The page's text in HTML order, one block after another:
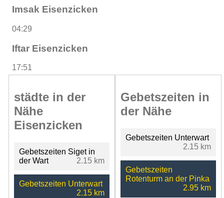
Imsak Eisenzicken
04:29
Iftar Eisenzicken
17:51
städte in der
Nähe
Eisenzicken
Gebetszeiten Siget in
der Wart
2.15 km
Gebetszeiten Unterwart
2.15 km
Gebetszeiten in
der Nähe
Gebetszeiten Unterwart
2.15 km
Gebetszeiten
Rotenturm an der Pinka
2.95 km